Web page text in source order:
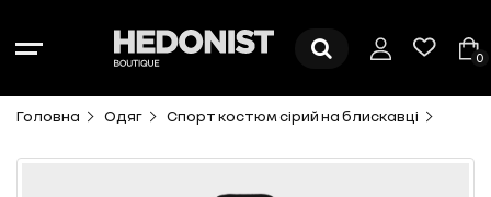
0
Головна Одяг Спорт костюм сірий на блискавці